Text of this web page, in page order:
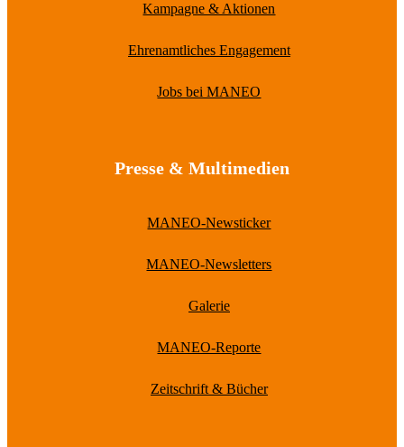
Kampagne & Aktionen
Ehrenamtliches Engagement
Jobs bei MANEO
Presse & Multimedien
MANEO-Newsticker
MANEO-Newsletters
Galerie
MANEO-Reporte
Zeitschrift & Bücher